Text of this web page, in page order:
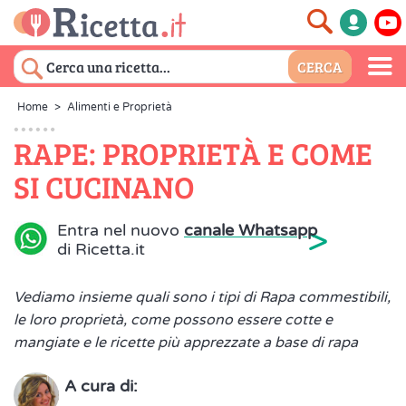
Home > Alimenti e Proprietà
RAPE: PROPRIETÀ E COME
SI CUCINANO
Entra nel nuovo canale Whatsapp
di Ricetta.it
>
Vediamo insieme quali sono i tipi di Rapa commestibili,
le loro proprietà, come possono essere cotte e
mangiate e le ricette più apprezzate a base di rapa
A cura di: